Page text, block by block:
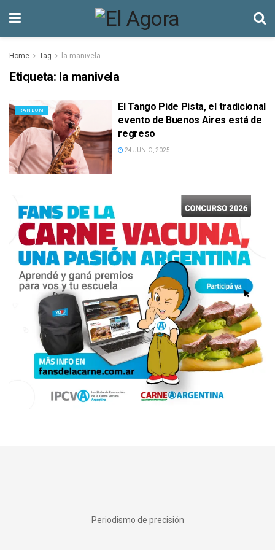
Home Tag la manivela
Etiqueta: la manivela
RANDOM
El Tango Pide Pista, el tradicional
evento de Buenos Aires está de
regreso
24 JUNIO, 2025
Periodismo de precisión